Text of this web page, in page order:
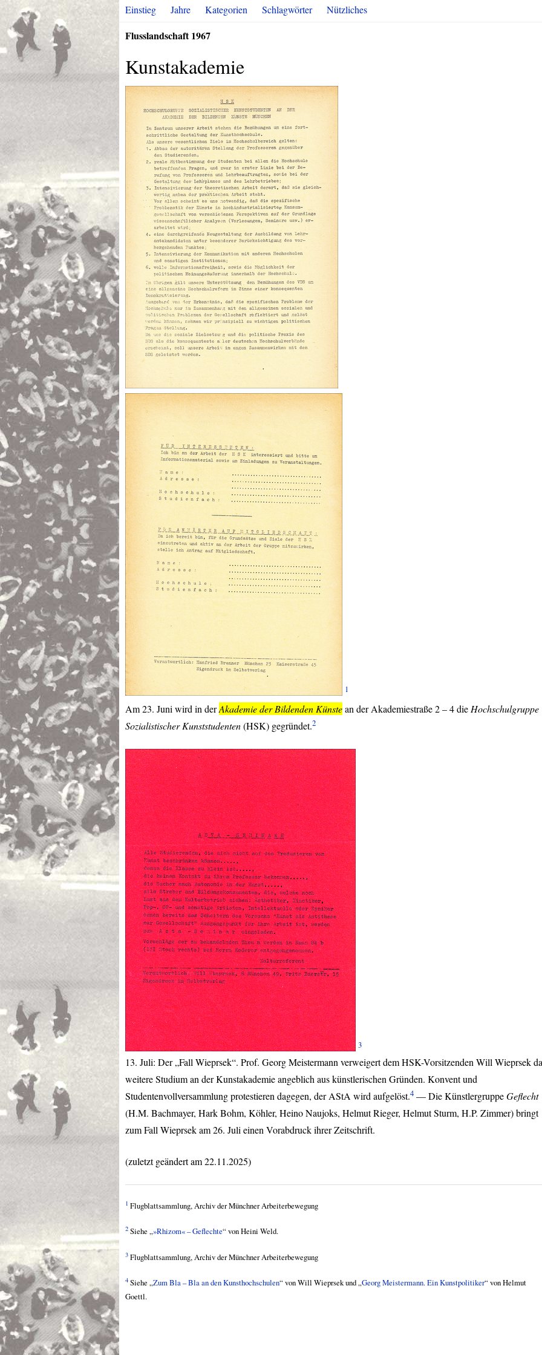
Einstieg Jahre Kategorien Schlagwörter Nützliches
Flusslandschaft 1967
Kunstakademie
1
Am 23. Juni wird in derAkademie der Bildenden Künstean der Akademiestraße 2 – 4 die Hochschulgruppe
Sozialistischer Kunststudenten(HSK) gegründet.2
3
13. Juli: Der „Fall Wieprsek“. Prof. Georg Meistermann verweigert demHSK-Vorsitzenden Will Wieprsek
weitere Studium an der Kunstakademie angeblich aus künstlerischen Gründen. Konvent und
Studentenvollversammlung protestieren dagegen, der AStA wird aufgelöst.4 — Die KünstlergruppeGeflecht
(H.M. Bachmayer, Hark Bohm, Köhler, Heino Naujoks, Helmut Rieger, Helmut Sturm, H.P. Zimmer) bringt
zum Fall Wieprsek am 26. Juli einen Vorabdruck ihrer Zeitschrift.
(zuletzt geändert am 22.11.2025)
1 Flugblattsammlung, Archiv der Münchner Arbeiterbewegung
2 Siehe „»Rhizom« – Geflechte“ von Heini Weld.
3 Flugblattsammlung, Archiv der Münchner Arbeiterbewegung
4 Siehe „Zum Bla – Bla an den Kunsthochschulen“ von Will Wieprsek und „Georg Meistermann. Ein Kunstpolitiker“ von Helmut
Goettl.